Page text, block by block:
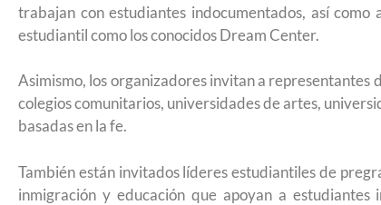
trabajan con estudiantes indocumentados, así
estudiantil como los conocidos Dream Center.
Asimismo, los organizadores invitan a representantes
colegios comunitarios, universidades de artes,
basadas en la fe.
También están invitados líderes estudiantiles de
inmigración y educación que apoyan a